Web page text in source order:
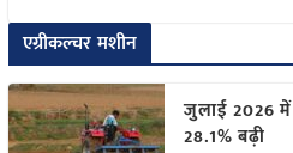
एग्रीकल्चर मशीन
जुलाई 2026 में
28.1% बढ़ी